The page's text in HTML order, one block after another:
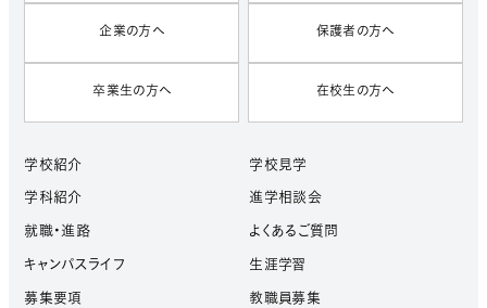
企業の方へ 保護者の方へ
卒業生の方へ 在校生の方へ
学校紹介
学科紹介
就職・進路
キャンパスライフ
募集要項
学校見学
進学相談会
よくあるご質問
生涯学習
教職員募集